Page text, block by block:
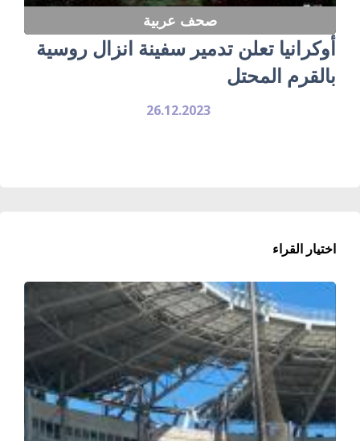
صحف عربية
أوكرانيا تعلن تدمير سفينة انزال روسية
بالقرم المحتل
26.12.2023
اختيار القراء